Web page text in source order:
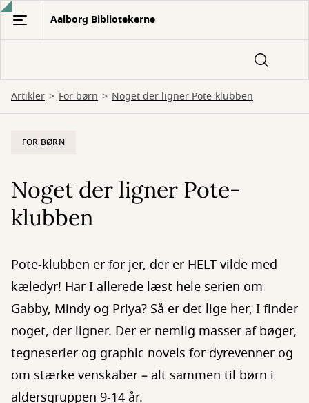
Gå
hovedindhold
Aalborg Bibliotekerne
Artikler For børn Noget der ligner Pote-klubben
FOR BØRN
Noget der ligner Pote-
klubben
Pote-klubben er for jer, der er HELT vilde med
kæledyr! Har I allerede læst hele serien om
Gabby, Mindy og Priya? Så er det lige her, I finder
noget, der ligner. Der er nemlig masser af bøger,
tegneserier og graphic novels for dyrevenner og
om stærke venskaber – alt sammen til børn i
aldersgruppen 9-14 år.